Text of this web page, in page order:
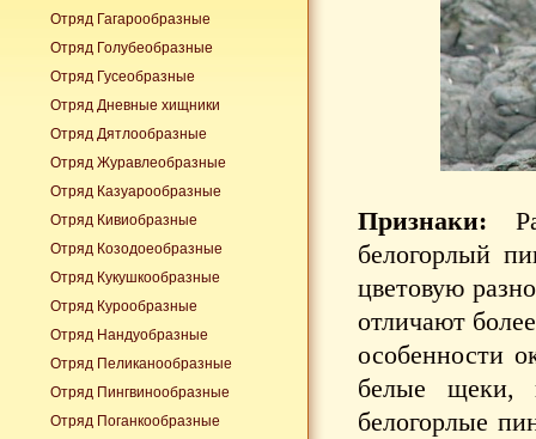
Признаки:
белогорлый
цветовую
отличают
особенности
белые щеки,
белогорлые
Отряд Гагарообразные
Отряд Голубеобразные
Отряд Гусеобразные
Отряд Дневные хищники
Отряд Дятлообразные
Отряд Журавлеобразные
Отряд Казуарообразные
Отряд Кивиобразные
Отряд Козодоеобразные
Отряд Кукушкообразные
Отряд Курообразные
Отряд Нандуобразные
Отряд Пеликанообразные
Отряд Пингвинообразные
Отряд Поганкообразные